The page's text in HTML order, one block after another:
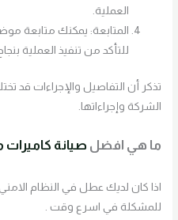
العملية.
المتابعة: يمكنك متابعة
للتأكد من تنفيذ العملية
تذكر أن التفاصيل والإجراءات قد
الشركة وإجراءاتها.
ما هي افضل صيانة كاميرات
اذا كان لديك عطل في النظام
للمشكلة في اسرع وقت .